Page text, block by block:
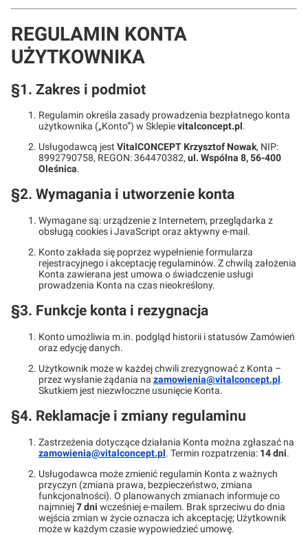
REGULAMIN KONTA
UŻYTKOWNIKA
§1. Zakres i podmiot
Regulamin określa zasady prowadzenia bezpłatnego konta
użytkownika („Konto”) w Sklepievitalconcept.pl.
Usługodawcą jest VitalCONCEPT Krzysztof Nowak, NIP:
8992790758, REGON: 364470382, ul. Wspólna 8, 56-400
Oleśnica.
§2. Wymagania i utworzenie konta
Wymagane są: urządzenie z Internetem, przeglądarka z
obsługą cookies i JavaScript oraz aktywny e-mail.
Konto zakłada się poprzez wypełnienie formularza
rejestracyjnego i akceptację regulaminów. Z chwilą założenia
Konta zawierana jest umowa o świadczenie usługi
prowadzenia Konta na czas nieokreślony.
§3. Funkcje konta i rezygnacja
Konto umożliwia m.in. podgląd historii i statusów Zamówień
oraz edycję danych.
Użytkownik może w każdej chwili zrezygnować z Konta –
przez wysłanie żądania na zamowienia@vitalconcept.pl.
Skutkiem jest niezwłoczne usunięcie Konta.
§4. Reklamacje i zmiany regulaminu
Zastrzeżenia dotyczące działania Konta można zgłaszać na
zamowienia@vitalconcept.pl. Termin rozpatrzenia: 14 dni.
Usługodawca może zmienić regulamin Konta z ważnych
przyczyn (zmiana prawa, bezpieczeństwo, zmiana
funkcjonalności). O planowanych zmianach informuje co
najmniej7 dni wcześniej e-mailem. Brak sprzeciwu do dnia
wejścia zmian w życie oznacza ich akceptację; Użytkownik
może w każdym czasie wypowiedzieć umowę.